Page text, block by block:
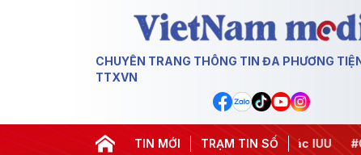
CHUYÊN TRANG THÔNG TIN ĐA PHƯƠNG
TTXVN
TIN MỚI TRẠM TIN SỐ
dịch 500 ngày đêm #Chống khai thác IUU #Căng